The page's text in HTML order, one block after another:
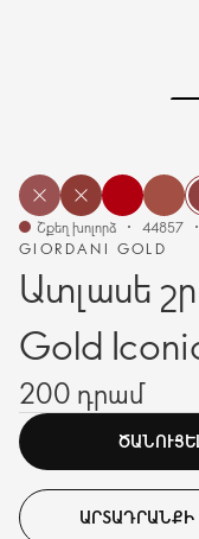
GIORDANI GOLD
Ատլասե
Gold
Շքեղ խոլորձ 44857
200 դրամ